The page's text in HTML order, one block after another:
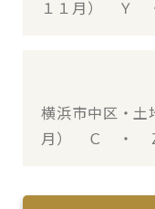
１１月） Ｙ
横浜市中区・土
月） Ｃ ・